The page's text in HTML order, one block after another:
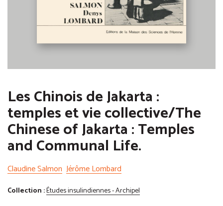
Les Chinois de Jakarta :
temples et vie collective/The
Chinese of Jakarta : Temples
and Communal Life.
Claudine Salmon Jérôme Lombard
Collection :Études insulindiennes - Archipel